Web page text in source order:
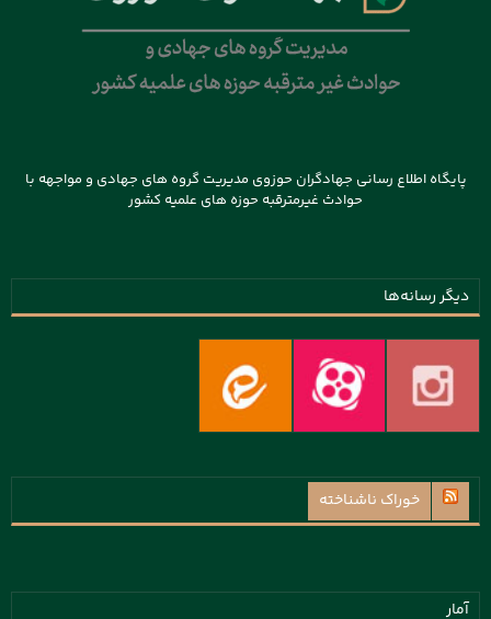
پایگاه اطلاع رسانی جهادگران حوزوی مدیریت گروه های جهادی و مواجهه با
حوادث غیرمترقبه حوزه های علمیه کشور
دیگر رسانه‌ها
خوراک ناشناخته
آمار